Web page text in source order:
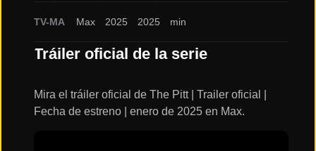
ESTRENOS
TV-MA Max 2025 2025 min
Tráiler oficial de la serie
Mira el tráiler oficial de The Pitt | Trailer oficial |
Fecha de estreno | enero de 2025 en Max.